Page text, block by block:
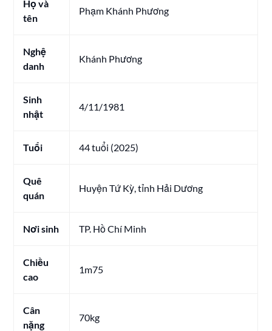
Họ và
tên
Phạm Khánh Phương
Nghệ
danh
Khánh Phương
Sinh
nhật
4/11/1981
Tuổi 44 tuổi (2025)
Quê
quán
Huyện Tứ Kỳ, tỉnh Hải Dương
Nơi sinh TP. Hồ Chí Minh
Chiều
cao
1m75
Cân
nặng
70kg